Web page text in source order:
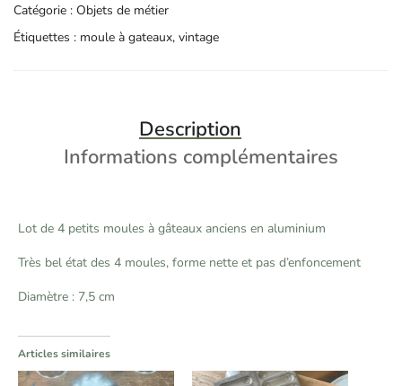
Catégorie : Objets de métier
Étiquettes : moule à gateaux, vintage
Description
Informations complémentaires
Lot de 4 petits moules à gâteaux anciens en aluminium
Très bel état des 4 moules, forme nette et pas d’enfoncement
Diamètre : 7,5 cm
Articles similaires